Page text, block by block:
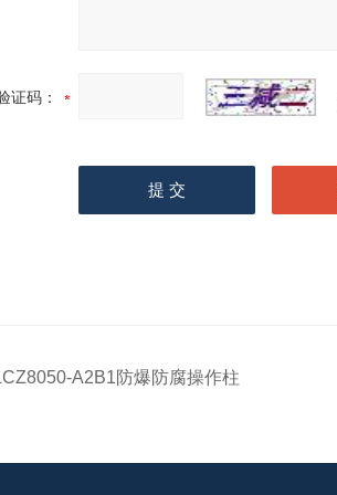
证码：
A2B1防爆防腐操作柱